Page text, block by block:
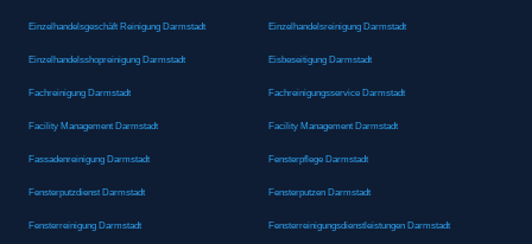
Einzelhandelsgeschäft Reinigung Darmstadt Einzelhandelsreinigung Darmstadt
Einzelhandelsshopreinigung Darmstadt Eisbeseitigung Darmstadt
Fachreinigung Darmstadt Fachreinigungsservice Darmstadt
Facility Management Darmstadt Facility Management Darmstadt
Fassadenreinigung Darmstadt Fensterpflege Darmstadt
Fensterputzdienst Darmstadt Fensterputzen Darmstadt
Fensterreinigung Darmstadt Fensterreinigungsdienstleistungen Darmstadt